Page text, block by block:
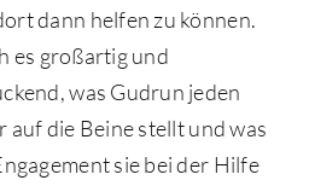
dann helfen zu können.
es großartig und
was Gudrun jeden
auf die Beine stellt und was
sie bei der Hilfe